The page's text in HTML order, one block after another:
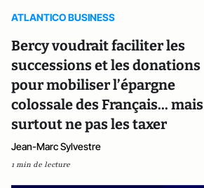
ATLANTICO BUSINESS
Bercy voudrait faciliter les
successions et les donations
pour mobiliser l’épargne
colossale des Français... mais
surtout ne pas les taxer
Jean-Marc Sylvestre
1 min de lecture